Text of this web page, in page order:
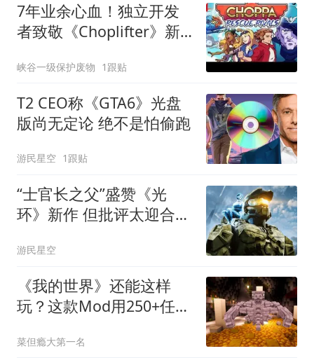
7年业余心血！独立开发
者致敬《Choplifter》新
峡谷一级保护废物 1跟贴
T2 CEO称《GTA6》光盘
版尚无定论 绝不是怕偷跑
游民星空 1跟贴
“士官长之父”盛赞《光
环》新作 但批评太迎合新
游民星空
《我的世界》还能这样
玩？这款Mod用250+任务
ARPG
菜但瘾大第一名